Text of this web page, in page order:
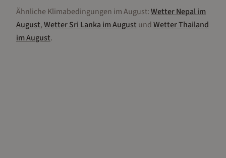
Ähnliche Klimabedingungen imAugust:WetterNepalim
August,WetterSri Lanka imAugustundWetterThailand
imAugust.